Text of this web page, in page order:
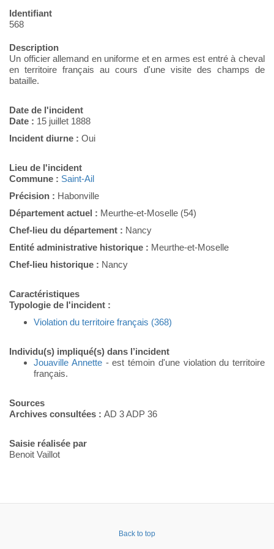
Identifiant
568
Description
Un officier allemand en uniforme et en armes est entré à cheval
en territoire français au cours d'une visite des champs de
bataille.
Date de l'incident
Date : 15 juillet 1888
Incident diurne : Oui
Lieu de l'incident
Commune : Saint-Ail
Précision : Habonville
Département actuel : Meurthe-et-Moselle (54)
Chef-lieu du département : Nancy
Entité administrative historique : Meurthe-et-Moselle
Chef-lieu historique : Nancy
Caractéristiques
Typologie de l'incident :
Violation du territoire français (368)
Individu(s) impliqué(s) dans l’incident
Jouaville Annette - est témoin d'une violation du territoire
français.
Sources
Archives consultées : AD 3 ADP 36
Saisie réalisée par
Benoit Vaillot
Back to top